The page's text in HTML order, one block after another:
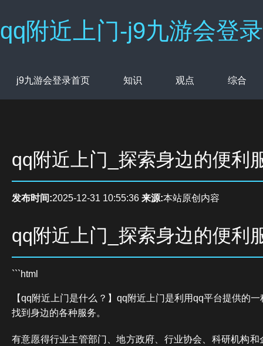
qq附近上门-j9九游会登录
j9九游会登录首页 知识 观点 综合
qq附近上门_探索身边的便利
发布时间:2025-12-31 10:55:36 来源:本站原创内容
qq附近上门_探索身边的便利
```html
【qq附近上门是什么？】qq附近上门是利用qq平台提供的
找到身边的各种服务。
有意愿得行业主管部门、地方政府、行业协会、科研机构